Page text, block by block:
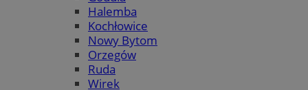
Halemba
Kochłowice
Nowy Bytom
Orzegów
Ruda
Wirek